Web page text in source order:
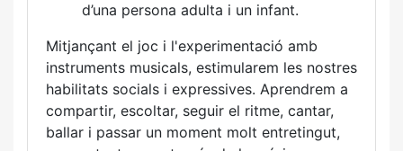
d’una persona adulta i un infant.
Mitjançant el joc i l'experimentació amb
instruments musicals, estimularem les nostres
habilitats socials i expressives. Aprendrem a
compartir, escoltar, seguir el ritme, cantar,
ballar i passar un moment molt entretingut,